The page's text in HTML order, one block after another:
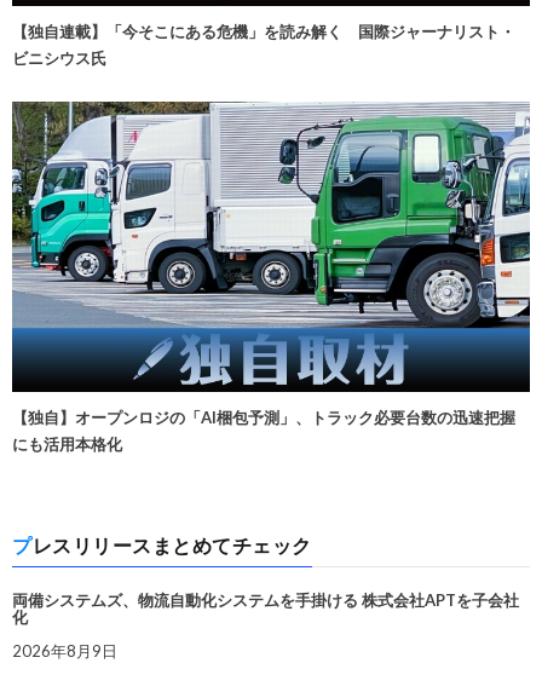
【独自連載】「今そこにある危機」を読み解く 国際ジャーナリスト・
ビニシウス氏
【独自】オープンロジの「AI梱包予測」、トラック必要台数の迅速把握
にも活用本格化
プレスリリースまとめてチェック
両備システムズ、物流自動化システムを手掛ける 株式会社APTを子会社
化
2026年8月9日